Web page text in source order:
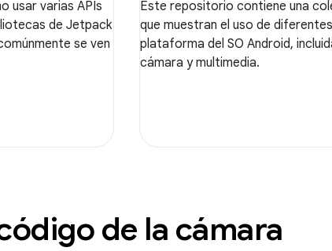
usar varias APIs
de Jetpack
se ven
Este repositorio contiene una
que muestran el uso de
plataforma del SO Android,
cámara y multimedia.
de la cámara